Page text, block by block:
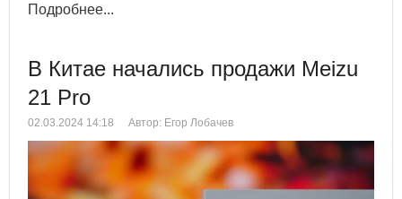
Подробнее...
В Китае начались продажи Meizu
21 Pro
02.03.2024 14:18 Автор: Егор Лобачев